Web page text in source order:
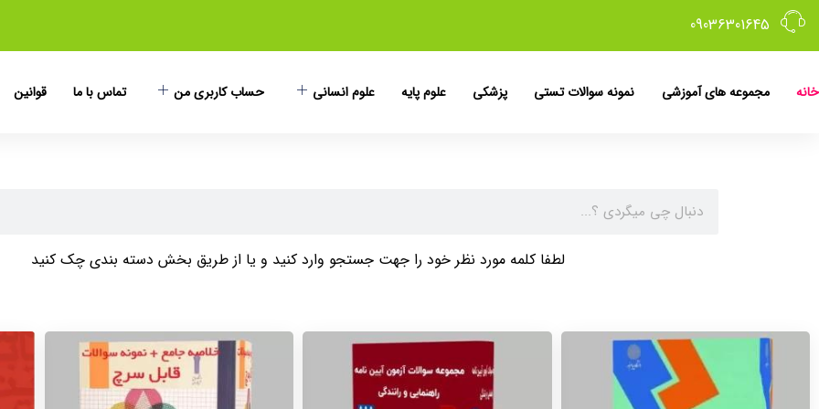
09036301645
خانه مجموعه های آموزشی نمونه سوالات تستی پزشکی علوم پایه علوم انسانی حساب کاربری من تماس با ما قوانین
لطفا کلمه مورد نظر خود را جهت جستجو وارد کنید و یا از طریق بخش دسته بندی چک کنید